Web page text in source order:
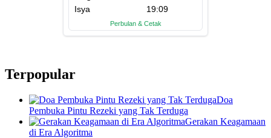
Terpopular
Doa
Pembuka Pintu Rezeki yang Tak Terduga
Gerakan Keagamaan
di Era Algoritma